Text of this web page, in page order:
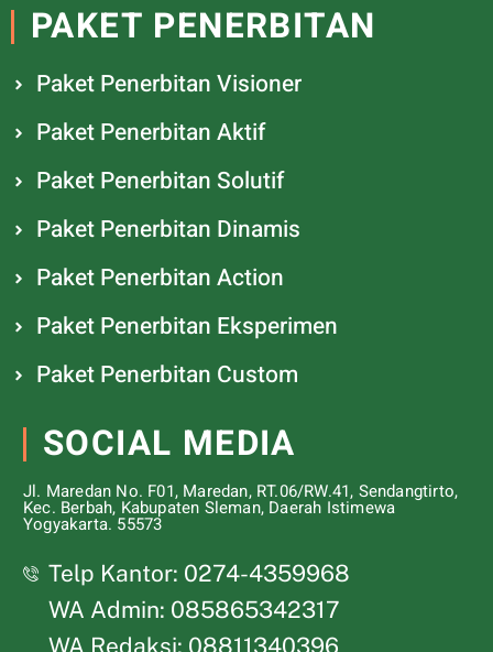
PAKET PENERBITAN
Paket Penerbitan Visioner
Paket Penerbitan Aktif
Paket Penerbitan Solutif
Paket Penerbitan Dinamis
Paket Penerbitan Action
Paket Penerbitan Eksperimen
Paket Penerbitan Custom
SOCIAL MEDIA
Jl. Maredan No. F01, Maredan, RT.06/RW.41, Sendangtirto,
Kec. Berbah, Kabupaten Sleman, Daerah Istimewa
Yogyakarta. 55573
Telp Kantor: 0274-4359968
WA Admin: 085865342317
WA Redaksi: 08811340396